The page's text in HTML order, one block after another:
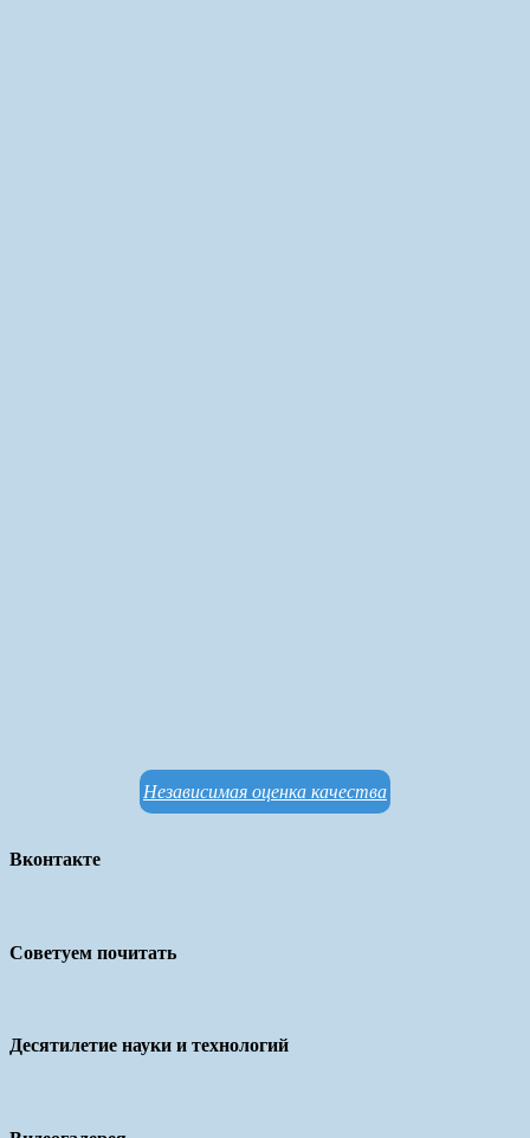
Независимая оценка качества
Вконтакте
Советуем почитать
Десятилетие науки и технологий